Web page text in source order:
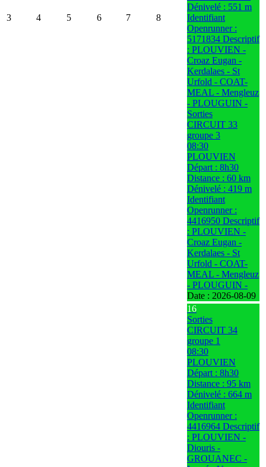
3 4 5 6 7 8
Dénivelé : 551 m
Identifiant
Openrunner :
5171834 Descriptif
: PLOUVIEN -
Croaz Eugan -
Kerdalaes - St
Urfold - COAT-
MEAL - Mengleuz
- PLOUGUIN -
Sorties
CIRCUIT 33
groupe 3
08:30
PLOUVIEN
Départ : 8h30
Distance : 60 km
Dénivelé : 419 m
Identifiant
Openrunner :
4416950 Descriptif
: PLOUVIEN -
Croaz Eugan -
Kerdalaes - St
Urfold - COAT-
MEAL - Mengleuz
- PLOUGUIN -
Date : 2026-08-09
16
Sorties
CIRCUIT 34
groupe 1
08:30
PLOUVIEN
Départ : 8h30
Distance : 95 km
Dénivelé : 664 m
Identifiant
Openrunner :
4416964 Descriptif
: PLOUVIEN -
Diouris -
GROUANEC -